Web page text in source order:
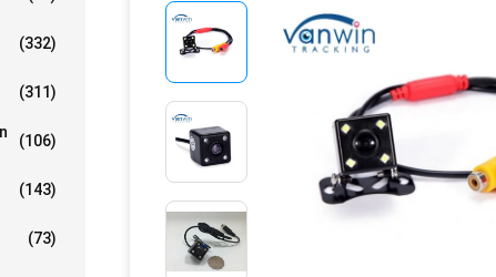
(332)
(311)
(106)
(143)
(73)